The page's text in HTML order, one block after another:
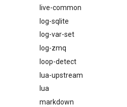
live-common
log-sqlite
log-var-set
log-zmq
loop-detect
lua-upstream
lua
markdown